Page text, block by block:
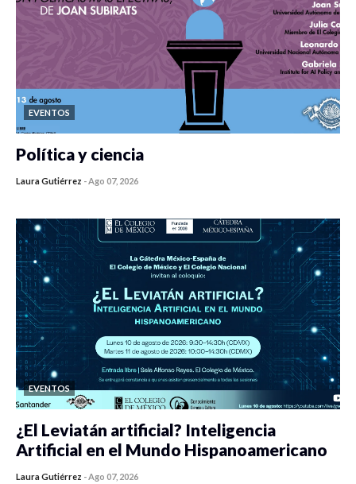
EVENTOS
Política y ciencia
Laura Gutiérrez -Ago 07, 2026
EVENTOS
¿El Leviatán artificial? Inteligencia
Artificial en el Mundo Hispanoamericano
Laura Gutiérrez -Ago 07, 2026